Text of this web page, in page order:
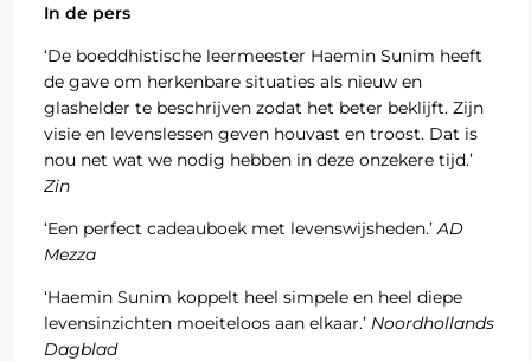
In de pers
‘De boeddhistische leermeester Haemin Sunim heeft
de gave om herkenbare situaties als nieuw en
glashelder te beschrijven zodat het beter beklijft. Zijn
visie en levenslessen geven houvast en troost. Dat is
nou net wat we nodig hebben in deze onzekere tijd.’
Zin
‘Een perfect cadeauboek met levenswijsheden.’ AD
Mezza
‘Haemin Sunim koppelt heel simpele en heel diepe
levensinzichten moeiteloos aan elkaar.’ Noordhollands
Dagblad